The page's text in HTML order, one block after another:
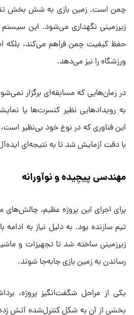
چمن است. زمین بازی به شش بخش
زیرزمینی نگهداری می‌شود. این سیستم
حفظ کیفیت چمن فراهم می‌کند، بلکه
ورزشگاه را نیز می‌دهد.
در زمان‌هایی که مسابقه‌ای برگزار
به رویدادهایی نظیر کنسرت‌ها یا
این فناوری که در نوع خود بی‌نظیر است،
با دقت آزمایش شد تا به نتیجه‌ای
مهندسی پیچیده و نوآورانه
برای اجرای این پروژه عظیم،
تیم سازنده بود. به دلیل نیاز به ادامه
زیرزمینی ساخته شد تا تجهیزات و
رساندن به زمین بازی جابه‌جا شوند.
یکی از مراحل شگفت‌انگیز پروژه،
بخشی از آن به شکل کنترل‌شده آتش